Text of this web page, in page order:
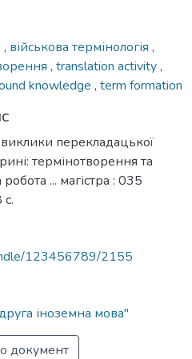
, військова термінологія ,
, translation activity,
knowledge , term formation
перекладацької
термінотворення та
... магістра : 035
с.
123456789/2155
іноземна мова"
документ